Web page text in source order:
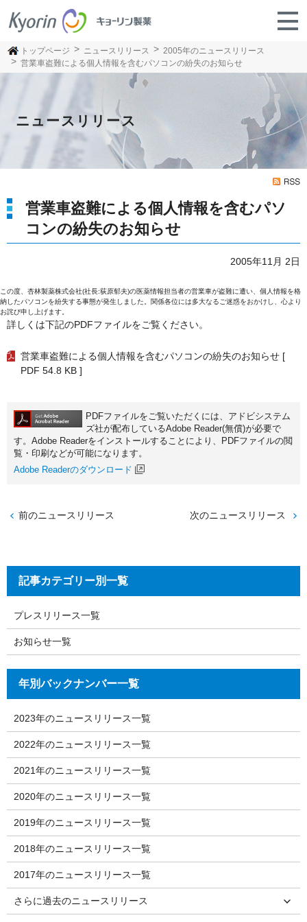
トップページ ニュースリリース
2005年のニュースリリース
営業車盗難による個人情報を含むパソコンの紛失のお知らせ
ニュースリリース
営業車盗難による個人情報を含むパソ
コンの紛失のお知らせ
2005年11月 2日
この度、杏林製薬株式会社(社長:荻原郁夫)の医薬情報担当者の営業車が盗難に遭い、個人情報を格
納したパソコンを紛失する事態が発生しました。関係各位には多大なるご迷惑をおかけし、心より
お詫び申し上げます。
詳しくは下記のPDFファイルをご覧ください。
営業車盗難による個人情報を含むパソコンの紛失のお知らせ [
PDF 54.8 KB ]
PDFファイルをご覧いただくには、アドビシステム
ズ社が配布しているAdobe Reader(無償)が必要で
す。Adobe Readerをインストールすることにより、PDFファイルの閲
覧・印刷などが可能になります。
Adobe Readerのダウンロード
前のニュースリリース 次のニュースリリース
記事カテゴリー別一覧
プレスリリース一覧
お知らせ一覧
年別バックナンバー一覧
2023年のニュースリリース一覧
2022年のニュースリリース一覧
2021年のニュースリリース一覧
2020年のニュースリリース一覧
2019年のニュースリリース一覧
2018年のニュースリリース一覧
2017年のニュースリリース一覧
さらに過去のニュースリリース